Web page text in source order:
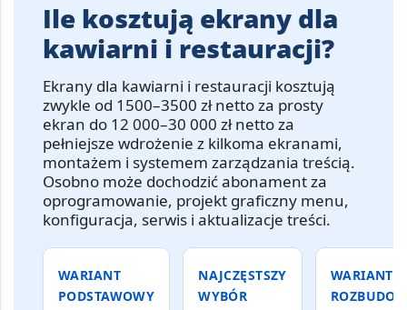
Ile kosztują ekrany dla
kawiarni i restauracji?
Ekrany dla kawiarni i restauracji kosztują
zwykle od 1500–3500 zł netto za prosty
ekran do 12 000–30 000 zł netto za
pełniejsze wdrożenie z kilkoma ekranami,
montażem i systemem zarządzania treścią.
Osobno może dochodzić abonament za
oprogramowanie, projekt graficzny menu,
konfiguracja, serwis i aktualizacje treści.
WARIANT
PODSTAWOWY
NAJCZĘSTSZY
WYBÓR
WARIANT